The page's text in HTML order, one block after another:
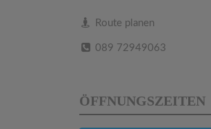
Route planen
089 72949063
ÖFFNUNGSZEITEN